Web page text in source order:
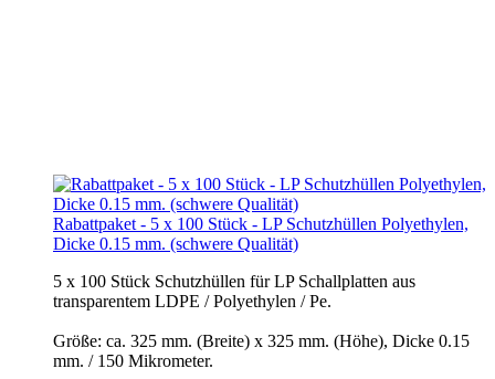
Rabattpaket - 5 x 100 Stück - LP Schutzhüllen Polyethylen,
Dicke 0.15 mm. (schwere Qualität)
5 x 100 Stück Schutzhüllen für LP Schallplatten aus
transparentem LDPE / Polyethylen / Pe.
Größe: ca. 325 mm. (Breite) x 325 mm. (Höhe), Dicke 0.15
mm. / 150 Mikrometer.